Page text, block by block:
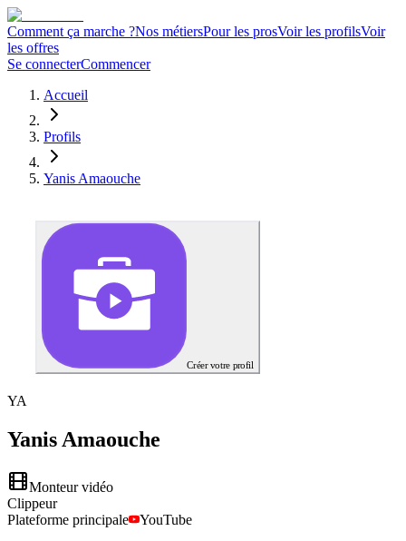
Comment ça marche ?Nos métiersPour les prosVoir les profilsVoir
les offres
Se connecterCommencer
Accueil
Profils
Yanis Amaouche
Créer votre profil
YA
Yanis Amaouche
Monteur vidéo
Clippeur
Plateforme principale
YouTube